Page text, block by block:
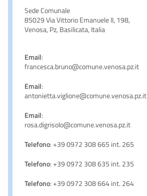
Sede Comunale
85029 Via Vittorio Emanuele II, 198,
Venosa, Pz, Basilicata, Italia
Email:
francesca.bruno@comune.venosa.pz.it
Email:
antonietta.viglione@comune.venosa.pz.it
Email:
rosa.digrisolo@comune.venosa.pz.it
Telefono: +39 0972 308 665 int. 265
Telefono: +39 0972 308 635 int. 235
Telefono: +39 0972 308 664 int. 264